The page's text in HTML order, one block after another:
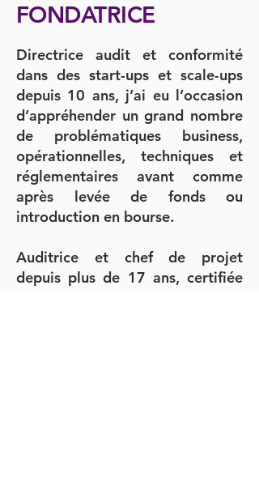
FONDATRICE
Directrice audit et conformité
dans des start-ups et scale-ups
depuis 10 ans, j’ai eu l’occasion
d’appréhender un grand nombre
de problématiques business,
opérationnelles, techniques et
réglementaires avant comme
après levée de fonds ou
introduction en bourse.
Auditrice et chef de projet
depuis plus de 17 ans, certifiée